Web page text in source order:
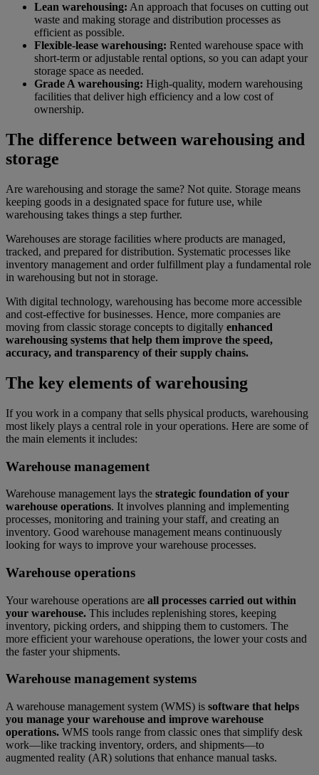
Lean warehousing: An approach that focuses on cutting out
waste and making storage and distribution processes as
efficient as possible.
Flexible-lease warehousing: Rented warehouse space with
short-term or adjustable rental options, so you can adapt your
storage space as needed.
Grade A warehousing: High-quality, modern warehousing
facilities that deliver high efficiency and a low cost of
ownership.
The difference between warehousing and
storage
Are warehousing and storage the same? Not quite. Storage means
keeping goods in a designated space for future use, while
warehousing takes things a step further.
Warehouses are storage facilities where products are managed,
tracked, and prepared for distribution. Systematic processes like
inventory management and order fulfillment play a fundamental role
in warehousing but not in storage.
With digital technology, warehousing has become more accessible
and cost-effective for businesses. Hence, more companies are
moving from classic storage concepts to digitally enhanced
warehousing systems that help them improve the speed,
accuracy, and transparency of their supply chains.
The key elements of warehousing
If you work in a company that sells physical products, warehousing
most likely plays a central role in your operations. Here are some of
the main elements it includes:
Warehouse management
Warehouse management lays the strategic foundation of your
warehouse operations. It involves planning and implementing
processes, monitoring and training your staff, and creating an
inventory. Good warehouse management means continuously
looking for ways to improve your warehouse processes.
Warehouse operations
Your warehouse operations are all processes carried out within
your warehouse. This includes replenishing stores, keeping
inventory, picking orders, and shipping them to customers. The
more efficient your warehouse operations, the lower your costs and
the faster your shipments.
Warehouse management systems
A warehouse management system (WMS) is software that helps
you manage your warehouse and improve warehouse
operations. WMS tools range from classic ones that simplify desk
work—like tracking inventory, orders, and shipments—to
augmented reality (AR) solutions that enhance manual tasks.